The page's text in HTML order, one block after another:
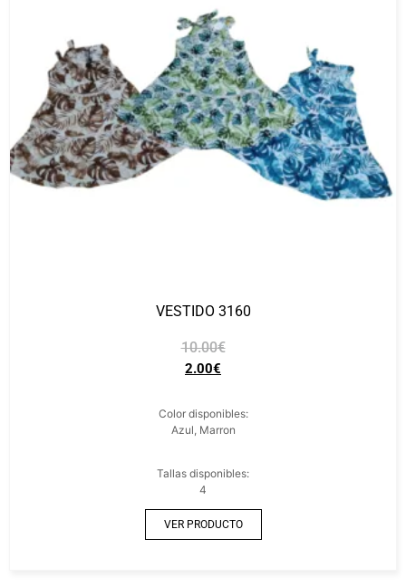
VESTIDO 3160
10.00€
2.00€
Color disponibles:
Azul, Marron
Tallas disponibles:
4
VER PRODUCTO